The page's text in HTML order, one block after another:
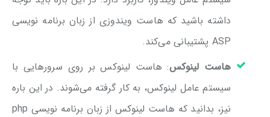
داشته باشید که هاست ویندوزی از زبان برنامه نویسی
ASP پشتیبانی می‌کند.
هاست لینوکس: هاست لینوکس بر روی سرورهایی با
سیستم عامل لینوکس، به کار گرفته می‌شوند. در این باره
نیز، بدانید که هاست لینوکس از زبان برنامه نویسی php